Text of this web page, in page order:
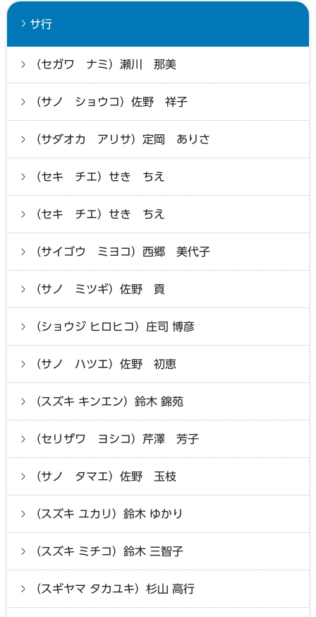
サ行
（セガワ ナミ）瀬川 那美
（サノ ショウコ）佐野 祥子
（サダオカ アリサ）定岡 ありさ
（セキ チエ）せき ちえ
（セキ チエ）せき ちえ
（サイゴウ ミヨコ）西郷 美代子
（サノ ミツギ）佐野 貢
（ショウジ ヒロヒコ）庄司 博彦
（サノ ハツエ）佐野 初恵
（スズキ キンエン）鈴木 錦苑
（セリザワ ヨシコ）芹澤 芳子
（サノ タマエ）佐野 玉枝
（スズキ ユカリ）鈴木 ゆかり
（スズキ ミチコ）鈴木 三智子
（スギヤマ タカユキ）杉山 高行